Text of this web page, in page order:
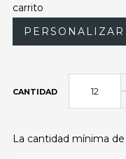
carrito
CANTIDAD
La cantidad mínima